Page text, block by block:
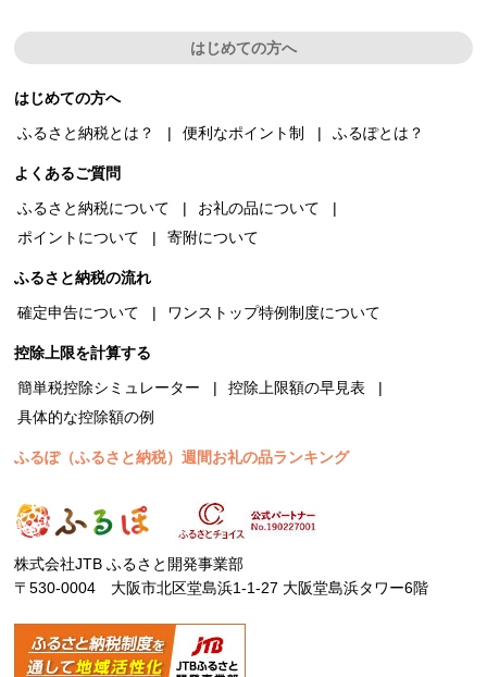
はじめての方へ
はじめての方へ
ふるさと納税とは？
便利なポイント制 ふるぽとは？
よくあるご質問
ふるさと納税について
お礼の品について
ポイントについて
寄附について
ふるさと納税の流れ
確定申告について
ワンストップ特例制度について
控除上限を計算する
簡単税控除シミュレーター
控除上限額の早見表
具体的な控除額の例
ふるぽ（ふるさと納税）週間お礼の品ランキング
株式会社JTB ふるさと開発事業部
〒530-0004 大阪市北区堂島浜1-1-27 大阪堂島浜タワー6階